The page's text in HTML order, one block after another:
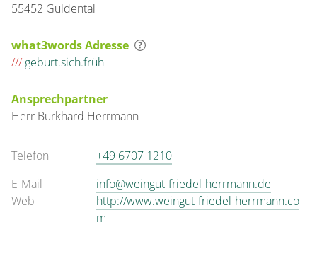
55452 Guldental
what3words Adresse
/// geburt.sich.früh
Ansprechpartner
Herr Burkhard Herrmann
Telefon
+49 6707 1210
E-Mail
info@weingut-friedel-herrmann.de
Web
http://www.weingut-friedel-herrmann.co
m